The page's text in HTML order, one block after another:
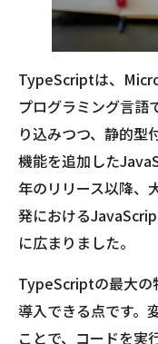
TypeScriptは、
プログラミング言語
り込みつつ、静的型
機能を追加した
年のリリース以降、
発における
に広まりました。
TypeScriptの最大の
導入できる点です。
ことで、コードを実